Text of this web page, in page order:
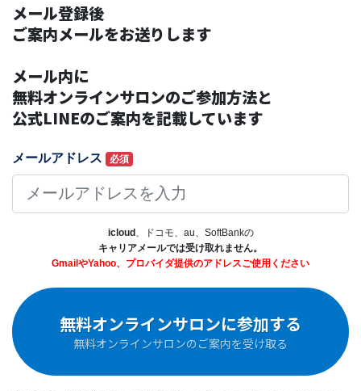
メール登録後
ご案内メールをお送りします
メール内に
無料オンラインサロンのご参加方法と
公式LINEのご案内を記載しています
メールアドレス 必須
icloud、ドコモ、au、SoftBankの
キャリアメールでは受け取れません。
GmailやYahoo、プロバイダ提供のアドレスご使用ください
無料オンラインサロンに参加する
無料オンラインサロンのご案内を受け取る